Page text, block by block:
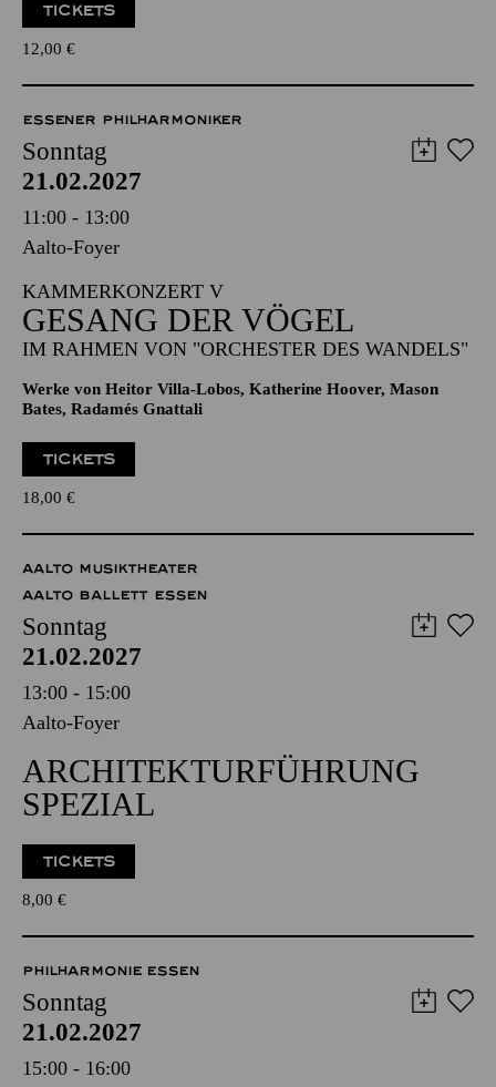
Für Kinder ab 6 Jahren
12,00€
ESSENER PHILHARMONIKER
Sonntag
21.02.2027
11:00 - 13:00
Aalto-Foyer
KAMMERKONZERT V
GESANG DER VÖGEL
IM RAHMEN VON "ORCHESTER DES WANDELS"
Werke von Heitor Villa-Lobos, Katherine Hoover, Mason
Bates, Radamés Gnattali
18,00€
AALTO MUSIKTHEATER
AALTO BALLETT ESSEN
Sonntag
21.02.2027
13:00 - 15:00
Aalto-Foyer
ARCHITEKTURFÜHRUNG
SPEZIAL
8,00 €
PHILHARMONIE ESSEN
Sonntag